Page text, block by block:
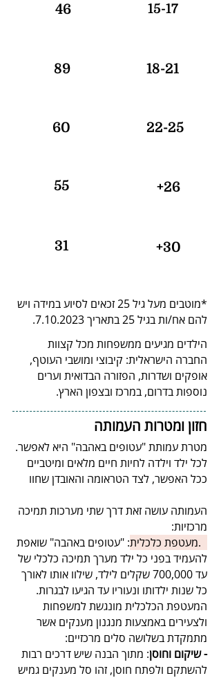
15-17
46
89 18-21
60 22-25
55 +26
31 +30
*מוטבים מעל גיל 25 זכאים לסיוע במידה ויש
להם אח/ות בגיל 25 בתאריך
7.10.2023
.
הילדים מגיעים ממשפחות מכל קצוות
החברה הישראלית: קיבוצי ומושבי העוטף,
אופקים ושדרות, הפזורה הבדואית וערים
נוספות בדרום, במרכז ובצפון הארץ.
חזון ומטרות העמותה
.מטרת עמותת "עטופים באהבה" היא לאפשר
לכל ילד וילדה לחיות חיים מלאים ומיטביים
ככל האפשר, לצד הטראומה והאובדן שחוו
העמותה עושה זאת דרך שתי מערכות תמיכה
מרכזיות:
: "עטופים באהבה" שואפת
להעמיד בפני כל ילד מערך תמיכה כלכלי של
עד 700,000 שקלים לילד, שילוו אותו לאורך
כל שנות ילדותו ונעוריו עד הגיעו לבגרות.
המעטפת הכלכלית מונגשת למשפחות
ולצעירים באמצעות מנגנון מענקים אשר
מתמקדת בשלושה סלים מרכזיים:
- שיקום וחוסן: מתוך הבנה שיש דרכים רבות
להשתקם ולפתח חוסן, זהו סל מענקים גמיש